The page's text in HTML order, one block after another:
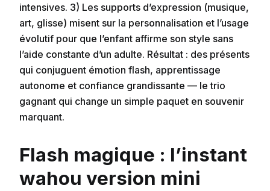
intensives. 3) Les supports d’expression (musique,
art, glisse) misent sur la personnalisation et l’usage
évolutif pour que l’enfant affirme son style sans
l’aide constante d’un adulte. Résultat : des présents
qui conjuguent émotion flash, apprentissage
autonome et confiance grandissante — le trio
gagnant qui change un simple paquet en souvenir
marquant.
Flash magique : l’instant
wahou version mini